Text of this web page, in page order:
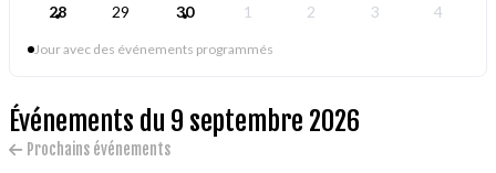
28
29 30 1 2 3 4
Jour avec des événements programmés
Événements du 9 septembre 2026
Prochains événements